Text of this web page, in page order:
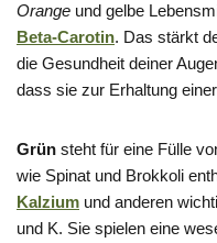
Orange und gelbe
Beta-Carotin. Das stärkt
die Gesundheit deiner
dass sie zur Erhaltung
Grün steht für eine Fülle
wie Spinat und Brokkoli
Kalzium und anderen
und K. Sie spielen eine